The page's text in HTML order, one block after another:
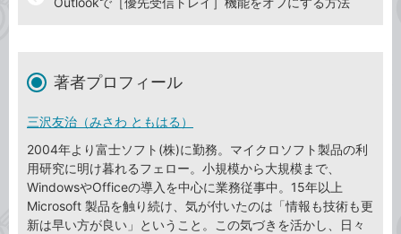
著者プロフィール
三沢友治（みさわ ともはる）
2004年より富士ソフト(株)に勤務。マイクロソフト製品の利
用研究に明け暮れるフェロー。小規模から大規模まで、
WindowsやOfficeの導入を中心に業務従事中。15年以上
Microsoft 製品を触り続け、気が付いたのは「情報も技術も更
新は早い方が良い」ということ。この気づきを活かし、日々